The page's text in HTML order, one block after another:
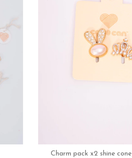
Charm pack x2 shine